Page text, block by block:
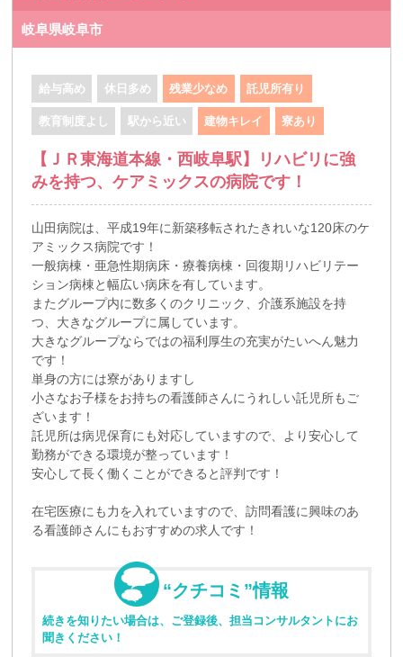
岐阜県岐阜市
給与高め 休日多め 残業少なめ 託児所有り
教育制度よし 駅から近い 建物キレイ 寮あり
【ＪＲ東海道本線・西岐阜駅】リハビリに強
みを持つ、ケアミックスの病院です！
山田病院は、平成19年に新築移転されたきれいな120床のケ
アミックス病院です！
一般病棟・亜急性期病床・療養病棟・回復期リハビリテー
ション病棟と幅広い病床を有しています。
またグループ内に数多くのクリニック、介護系施設を持
つ、大きなグループに属しています。
大きなグループならではの福利厚生の充実がたいへん魅力
です！
単身の方には寮がありますし
小さなお子様をお持ちの看護師さんにうれしい託児所もご
ざいます！
託児所は病児保育にも対応していますので、より安心して
勤務ができる環境が整っています！
安心して長く働くことができると評判です！
在宅医療にも力を入れていますので、訪問看護に興味のあ
る看護師さんにもおすすめの求人です！
“クチコミ”情報
続きを知りたい場合は、ご登録後、担当コンサルタントにお
聞きください！